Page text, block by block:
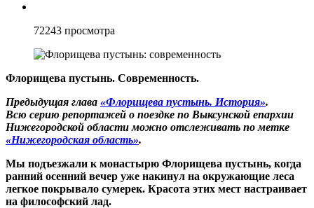
72243 просмотра
Флорищева пустынь. Современность.
Предыдущая глава «Флорищева пустынь. История».
Всю серию репортажей о поездке по Выксунской епархии
Нижегородской области можно отслеживать по метке
«Нижегородская область».
Мы подъезжали к монастырю Флорищева пустынь, когда
ранний осенний вечер уже накинул на окружающие леса
легкое покрывало сумерек. Красота этих мест настраивает
на философский лад.